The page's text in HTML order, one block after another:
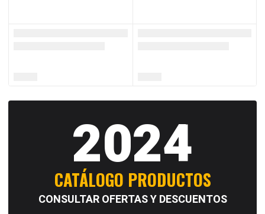
2024
CATÁLOGO PRODUCTOS
CONSULTAR OFERTAS Y DESCUENTOS